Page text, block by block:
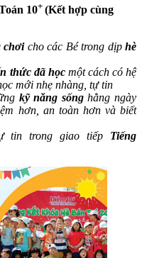
10+ (Kết hợp cùng
chơi cho các Bé trong dịphè
thức đã họcmột cách có hệ
mới nhẹ nhàng, tự tin
kỹ năng sốnghằng ngày
hơn, an toàn hơn và biết
tin trong giao tiếp Tiếng